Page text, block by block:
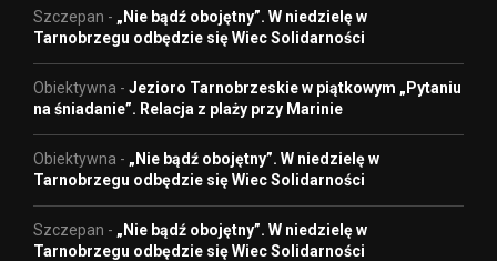
Szczepan - „Nie bądź obojętny”. W niedzielę w
Tarnobrzegu odbędzie się Wiec Solidarności
Obiektywna - Jezioro Tarnobrzeskie w piątkowym „Pytaniu
na śniadanie”. Relacja z plaży przy Marinie
Obiektywna - „Nie bądź obojętny”. W niedzielę w
Tarnobrzegu odbędzie się Wiec Solidarności
Szczepan - „Nie bądź obojętny”. W niedzielę w
Tarnobrzegu odbędzie się Wiec Solidarności